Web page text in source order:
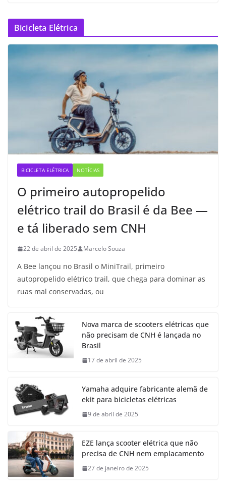
Bicicleta Elétrica
BICICLETA ELÉTRICA NOTÍCIAS
O primeiro autopropelido
elétrico trail do Brasil é da Bee —
e tá liberado sem CNH
22 de abril de 2025 Marcelo Souza
A Bee lançou no Brasil o MiniTrail, primeiro
autopropelido elétrico trail, que chega para dominar as
ruas mal conservadas, ou
Nova marca de scooters elétricas que
não precisam de CNH é lançada no
Brasil
17 de abril de 2025
Yamaha adquire fabricante alemã de
ekit para bicicletas elétricas
9 de abril de 2025
EZE lança scooter elétrica que não
precisa de CNH nem emplacamento
27 de janeiro de 2025